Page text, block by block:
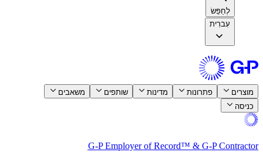
לְחַפֵּשׂ​​
עִברִית
מוצרים​​ פתרונות​​ מדינות​​ שותפים​​
משאבים​​
כניסה​​
G-P Employer of Record™ & G-P Contractor​​